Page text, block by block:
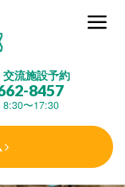
流施設予約
8457
〜17:30